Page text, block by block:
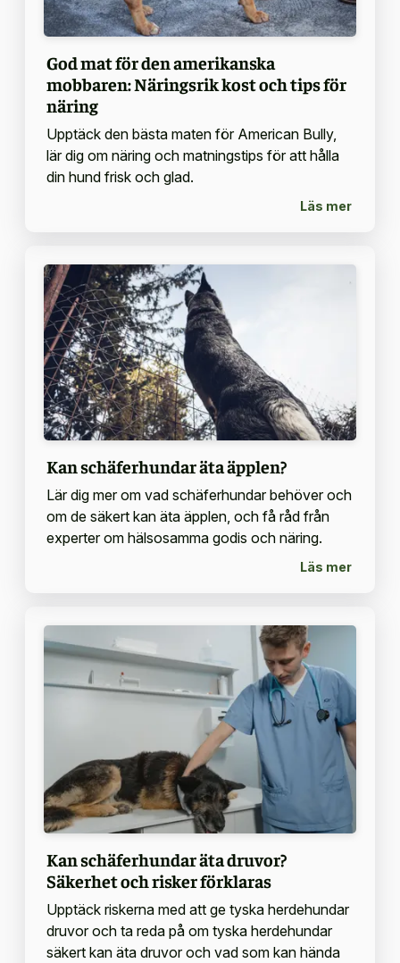
God mat för den amerikanska
mobbaren: Näringsrik kost och tips för
näring
Upptäck den bästa maten för American Bully,
lär dig om näring och matningstips för att hålla
din hund frisk och glad.
Läs mer
Kan schäferhundar äta äpplen?
Lär dig mer om vad schäferhundar behöver och
om de säkert kan äta äpplen, och få råd från
experter om hälsosamma godis och näring.
Läs mer
Kan schäferhundar äta druvor?
Säkerhet och risker förklaras
Upptäck riskerna med att ge tyska herdehundar
druvor och ta reda på om tyska herdehundar
säkert kan äta druvor och vad som kan hända